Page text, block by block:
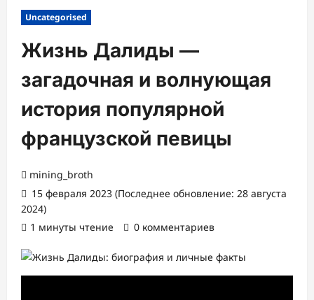
Uncategorised
Жизнь Далиды —
загадочная и волнующая
история популярной
французской певицы
mining_broth
15 февраля 2023 (Последнее обновление: 28 августа
2024)
1 минуты чтение
0 комментариев